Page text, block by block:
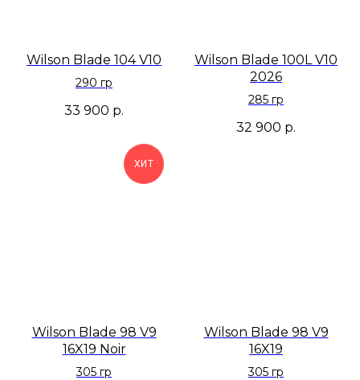
Wilson Blade 104 V10
290 гр
33 900 р.
Wilson Blade 100L V10
2026
285 гр
32 900 р.
ХИТ
Wilson Blade 98 V9
16X19 Noir
305 гр
Wilson Blade 98 V9
16X19
305 гр